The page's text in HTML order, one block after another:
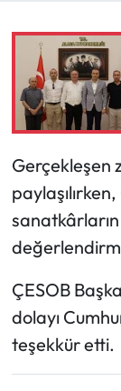
Gerçekleşen
ÇESOB
dolayı
teşekkür etti.
Kültür
Laçin
Magazin
Mecitözü
Oğuzlar